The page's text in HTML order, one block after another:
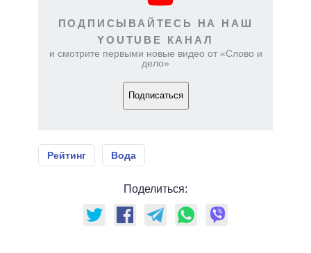
ПОДПИСЫВАЙТЕСЬ НА НАШ
YOUTUBE КАНАЛ
и смотрите первыми новые видео от «Слово и
дело»
Подписаться
Рейтинг Вода
Поделиться: